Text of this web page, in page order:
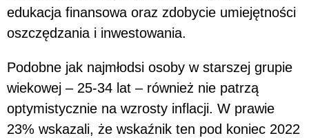
edukacja finansowa oraz zdobycie umiejętności
oszczędzania i inwestowania.
Podobne jak najmłodsi osoby w starszej grupie
wiekowej – 25-34 lat – również nie patrzą
optymistycznie na wzrosty inflacji. W prawie
23% wskazali, że wskaźnik ten pod koniec 2022